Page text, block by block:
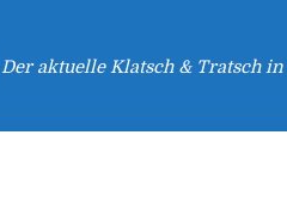
Der aktuelle Klatsch & Tratsch